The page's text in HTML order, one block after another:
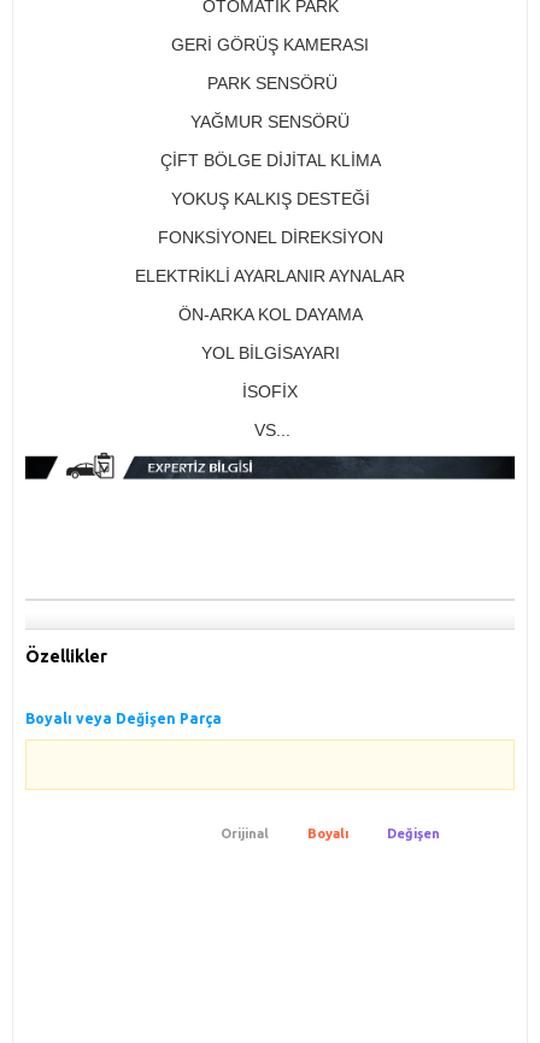
OTOMATİK PARK
GERİ GÖRÜŞ KAMERASI
PARK SENSÖRÜ
YAĞMUR SENSÖRÜ
ÇİFT BÖLGE DİJİTAL KLİMA
YOKUŞ KALKIŞ DESTEĞİ
FONKSİYONEL DİREKSİYON
ELEKTRİKLİ AYARLANIR AYNALAR
ÖN-ARKA KOL DAYAMA
YOL BİLGİSAYARI
İSOFİX
VS...
Özellikler
Boyalı veya Değişen Parça
Orijinal Boyalı Değişen